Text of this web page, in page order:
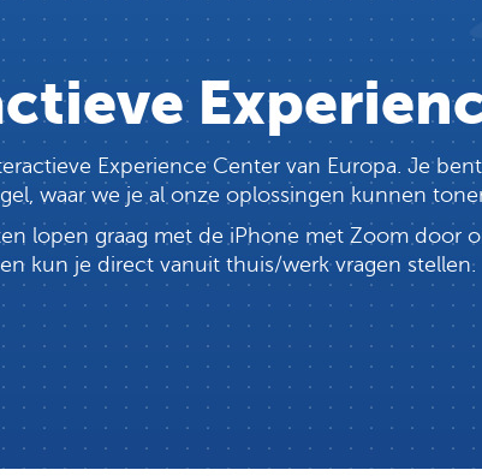
Experience Center van Europa. Je
waar we je al onze oplossingen kunnen
lopen graag met de iPhone met Zoom door
kun je direct vanuit thuis/werk vragen stellen.